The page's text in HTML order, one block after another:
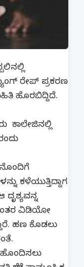
ರೇಪ್ ಪ್ರಕರಣ
ಹೊರಬಿದ್ದಿದೆ.
ಕಾಲೇಜಿನಲ್ಲಿ
ಕಳೆಯುತ್ತಿದ್ದಾಗ
ವಿಡಿಯೋ
ಹಣ ಕೊಡಲು